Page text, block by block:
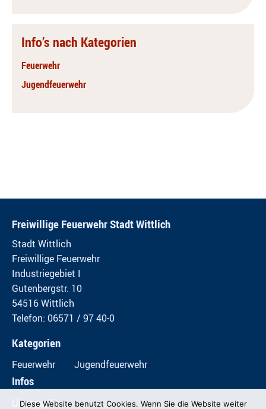
Info’s nach Kategorien
Feuerwehr
Jugendfeuerwehr
Freiwillige Feuerwehr Stadt Wittlich
Stadt Wittlich
Freiwillige Feuerwehr
Industriegebiet I
Gutenbergstr. 10
54516 Wittlich
Telefon: 06571 / 97 40-0
Kategorien
Feuerwehr Jugendfeuerwehr
Infos
Übungspläne
Diese Website benutzt Cookies. Wenn Sie die Website weiter